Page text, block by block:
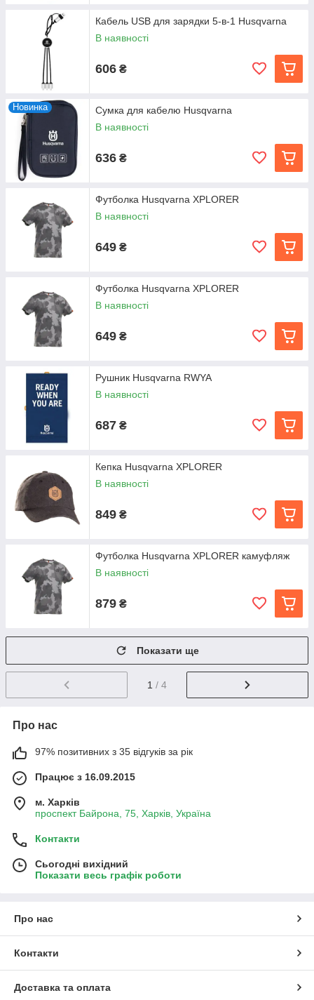
Кабель USB для зарядки 5-в-1 Husqvarna
В наявності
606 ₴
Новинка
Сумка для кабелю Husqvarna
В наявності
636 ₴
Футболка Husqvarna XPLORER
В наявності
649 ₴
Футболка Husqvarna XPLORER
В наявності
649 ₴
Рушник Husqvarna RWYA
В наявності
687 ₴
Кепка Husqvarna XPLORER
В наявності
849 ₴
Футболка Husqvarna XPLORER камуфляж
В наявності
879 ₴
Показати ще
1 / 4
Про нас
97% позитивних з 35 відгуків за рік
Працює з 16.09.2015
м. Харків
проспект Байрона, 75, Харків, Україна
Контакти
Сьогодні вихідний
Показати весь графік роботи
Про нас
Контакти
Доставка та оплата